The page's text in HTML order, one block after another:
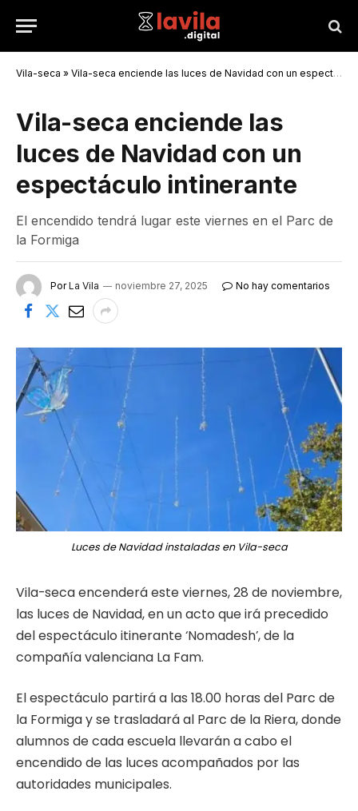
Vila-seca » Vila-seca enciende las luces de Navidad con un espectáculo intinerante
Vila-seca enciende las
luces de Navidad con un
espectáculo intinerante
El encendido tendrá lugar este viernes en el Parc de
la Formiga
Por La Vila noviembre 27, 2025 No hay comentarios
Luces de Navidad instaladas en Vila-seca
Vila-seca encenderá este viernes, 28 de noviembre,
las luces de Navidad, en un acto que irá precedido
del espectáculo itinerante ‘Nomadesh’, de la
compañía valenciana La Fam.
El espectáculo partirá a las 18.00 horas del Parc de
la Formiga y se trasladará al Parc de la Riera, donde
alumnos de cada escuela llevarán a cabo el
encendido de las luces acompañados por las
autoridades municipales.